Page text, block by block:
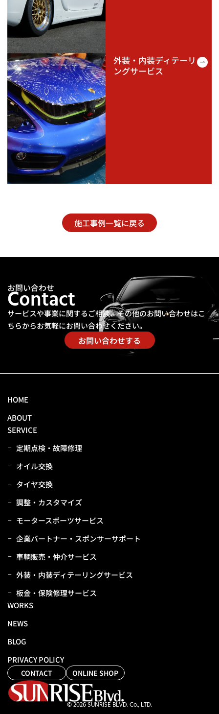
外装・内装ディテーリ
ングサービス
施工事例一覧に戻る
Contact
お問い合わせ
サービスや事業に関するご相談、その他のお問い合わせはこ
ちらからお気軽にお問い合わせください。
お問い合わせする
HOME
ABOUT
SERVICE
定期点検・故障修理
オイル交換
タイヤ交換
調整・カスタマイズ
モータースポーツサービス
企業パートナー・スポンサーサポート
⾞輌販売・仲介サービス
外装・内装ディテーリングサービス
板⾦・保険修理サービス
WORKS
NEWS
BLOG
PRIVACY POLICY
CONTACT ONLINE SHOP
© 2026 SUNRISE BLVD. Co., LTD.